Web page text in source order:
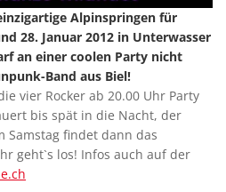
Alpinspringen für
28. Januar 2012 in Unterwasser
an einer coolen Party nicht
Band aus Biel!
vier Rocker ab 20.00 Uhr Party
bis spät in die Nacht, der
Samstag findet dann das
geht`s los! Infos auch auf der